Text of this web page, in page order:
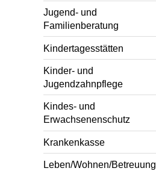
Jugend- und
Familienberatung
Kindertagesstätten
Kinder- und
Jugendzahnpflege
Kindes- und
Erwachsenenschutz
Krankenkasse
Leben/Wohnen/Betreuung